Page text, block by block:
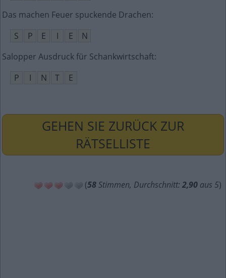
Das machen Feuer spuckende Drachen:
S
P E I E
N
Salopper Ausdruck für Schankwirtschaft:
P
I N T E
GEHEN SIE ZURÜCK ZUR
RÄTSELLISTE
(58Stimmen, Durchschnitt: 2,90 aus 5)